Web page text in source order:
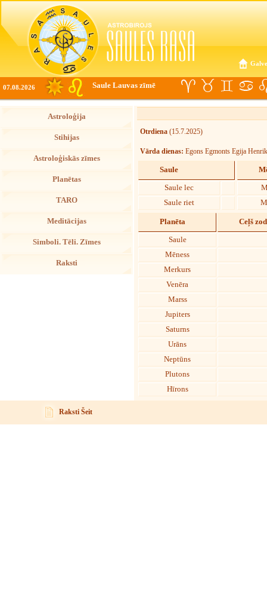
07.08.2026 Saule Lauvas zīmē
Astroloģija
Stihijas
Astroloģiskās zīmes
Planētas
TARO
Meditācijas
Simboli. Tēli. Zīmes
Raksti
Otrdiena (15.7.2025)
Vārda dienas: Egons Egmonts Egija
Saule
Saule lec
Saule riet
Planēta Ceļš
Saule
Mēness
Merkurs
Venēra
Marss
Jupiters
Saturns
Urāns
Neptūns
Plutons
Hīrons
Raksti Šeit